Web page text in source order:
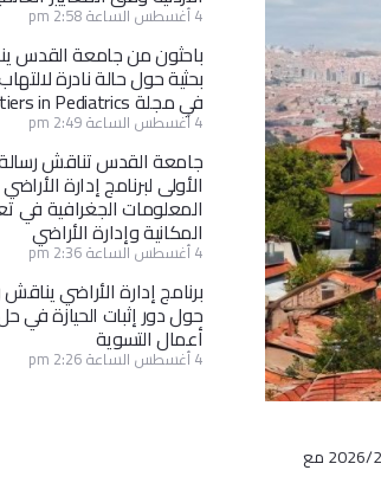
4 أغسطس الساعة 2:58 pm
باحثون من جامعة القدس
بحثية حول حالة نادرة
في مجلة Frontiers in Pediatrics
4 أغسطس الساعة 2:49 pm
جامعة القدس تناقش رسالة
الأولى لبرنامج إدارة
المعلومات الجغرافية في
المكانية وإدارة الأراضي
4 أغسطس الساعة 2:36 pm
برنامج إدارة الأراضي
حول دور إثبات الحيازة في حل
أعمال التسوية
4 أغسطس الساعة 2:26 pm